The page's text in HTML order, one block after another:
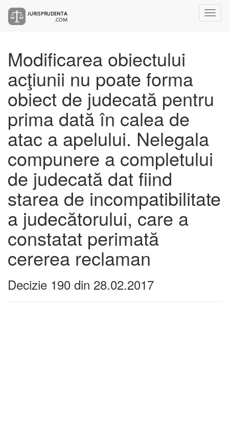
Modificarea obiectului
acţiunii nu poate forma
obiect de judecată pentru
prima dată în calea de
atac a apelului. Nelegala
compunere a completului
de judecată dat fiind
starea de incompatibilitate
a judecătorului, care a
constatat perimată
cererea reclaman
Decizie 190 din 28.02.2017